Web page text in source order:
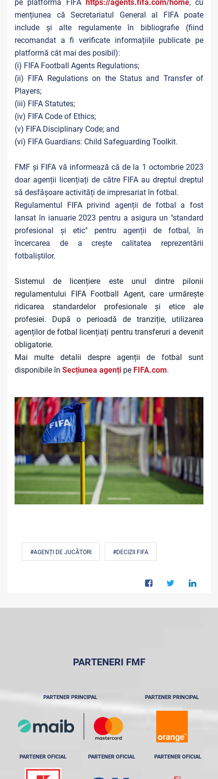
pe platforma FIFA https://agents.fifa.com/home, cu
mențiunea că Secretariatul General al FIFA poate
include și alte regulamente în bibliografie (fiind
recomandat a fi verificate informațiile publicate pe
platformă cât mai des posibil):
(i) FIFA Football Agents Regulations;
(ii) FIFA Regulations on the Status and Transfer of
Players;
(iii) FIFA Statutes;
(iv) FIFA Code of Ethics;
(v) FIFA Disciplinary Code; and
(vi) FIFA Guardians: Child Safeguarding Toolkit.
FMF și FIFA vă informează că de la 1 octombrie 2023
doar agenții licențiați de către FIFA au dreptul dreptul
să desfășoare activități de impresariat în fotbal.
Regulamentul FIFA privind agenții de fotbal a fost
lansat în ianuarie 2023 pentru a asigura un "standard
profesional și etic" pentru agenții de fotbal, în
încercarea de a crește calitatea reprezentării
fotbaliștilor.
Sistemul de licențiere este unul dintre pilonii
regulamentului FIFA Football Agent, care urmărește
ridicarea standardelor profesionale și etice ale
profesiei. După o perioadă de tranziție, utilizarea
agenților de fotbal licențiați pentru transferuri a devenit
obligatorie.
Mai multe detalii despre agenții de fotbal sunt
disponibile în Secțiunea agenți pe FIFA.com.
#AGENȚI DE JUCĂTORI #DECIZII FIFA
PARTENERI FMF
PARTENER PRINCIPAL PARTENER PRINCIPAL
PARTENER OFICIAL PARTENER OFICIAL PARTENER OFICIAL